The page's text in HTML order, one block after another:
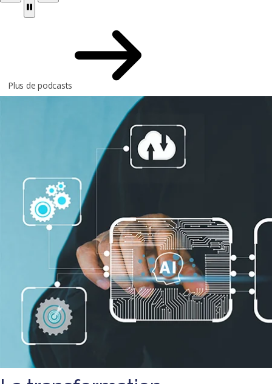
Plus de podcasts